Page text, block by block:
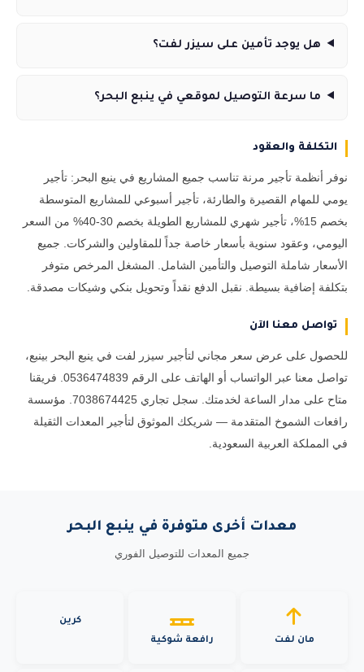
هل يوجد تأمين على سيزر لفت؟
ما سرعة التوصيل لموقعي في ينبع البحر؟
التكلفة والعقود
نوفر أنظمة تأجير مرنة تناسب جميع المشاريع في ينبع البحر: تأجير
يومي للمهام القصيرة والطارئة، تأجير أسبوعي للمشاريع المتوسطة
بخصم 15%، تأجير شهري للمشاريع الطويلة بخصم 30-40% من السعر
اليومي، وعقود سنوية بأسعار خاصة جداً للمقاولين والشركات. جميع
الأسعار شاملة التوصيل والتأمين الشامل. المشغل المرخص متوفر
بتكلفة إضافية بسيطة. نقبل الدفع نقداً وتحويل بنكي وشيكات مصدقة.
تواصل معنا الآن
للحصول على عرض سعر مجاني لتأجير سيزر لفت في ينبع البحر بينبع،
تواصل معنا عبر الواتساب أو الهاتف على الرقم 0536474839. فريقنا
متاح على مدار الساعة لخدمتك. سجل تجاري 7038674425. مؤسسة
رافعات الشموخ المتقدمة — شريكك الموثوق لتأجير المعدات الثقيلة
في المملكة العربية السعودية.
معدات أخرى متوفرة في ينبع البحر
جميع المعدات للتوصيل الفوري
مان لفت رافعة شوكية
كرين